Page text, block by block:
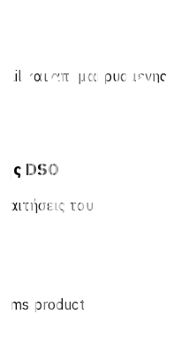
και απομακρυσμένης
DSO
του
product